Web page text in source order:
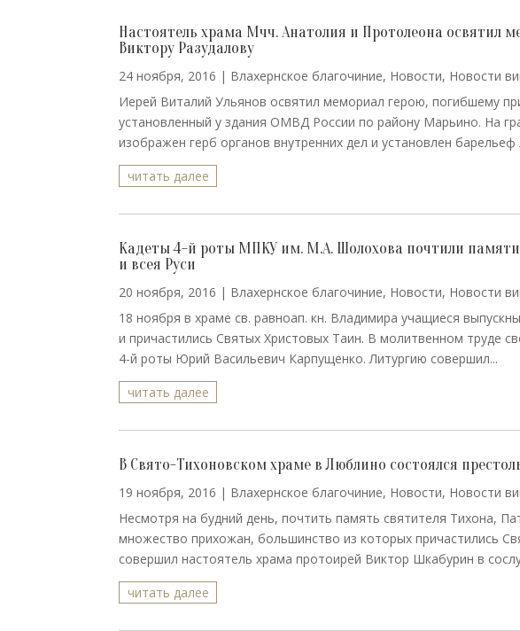
Настоятель храма Мчч. Анатолия и Протолеона освятил
Виктору Разудалову
24 ноября, 2016 | Влахернское благочиние, Новости, Новости
Иерей Виталий Ульянов освятил мемориал герою, погибшему
установленный у здания ОМВД России по району Марьино. На
изображен герб органов внутренних дел и установлен барельеф
читать далее
Кадеты 4-й роты МПКУ им. М.А. Шолохова почтили памяти
и всея Руси
20 ноября, 2016 | Влахернское благочиние, Новости, Новости
18 ноября в храме св. равноап. кн. Владимира учащиеся
и причастились Святых Христовых Таин. В молитвенном труде
4-й роты Юрий Васильевич Карпущенко. Литургию совершил...
читать далее
В Свято-Тихоновском храме в Люблино состоялся
19 ноября, 2016 | Влахернское благочиние, Новости, Новости
Несмотря на будний день, почтить память святителя Тихона,
множество прихожан, большинство из которых причастились
совершил настоятель храма протоирей Виктор Шкабурин в
читать далее